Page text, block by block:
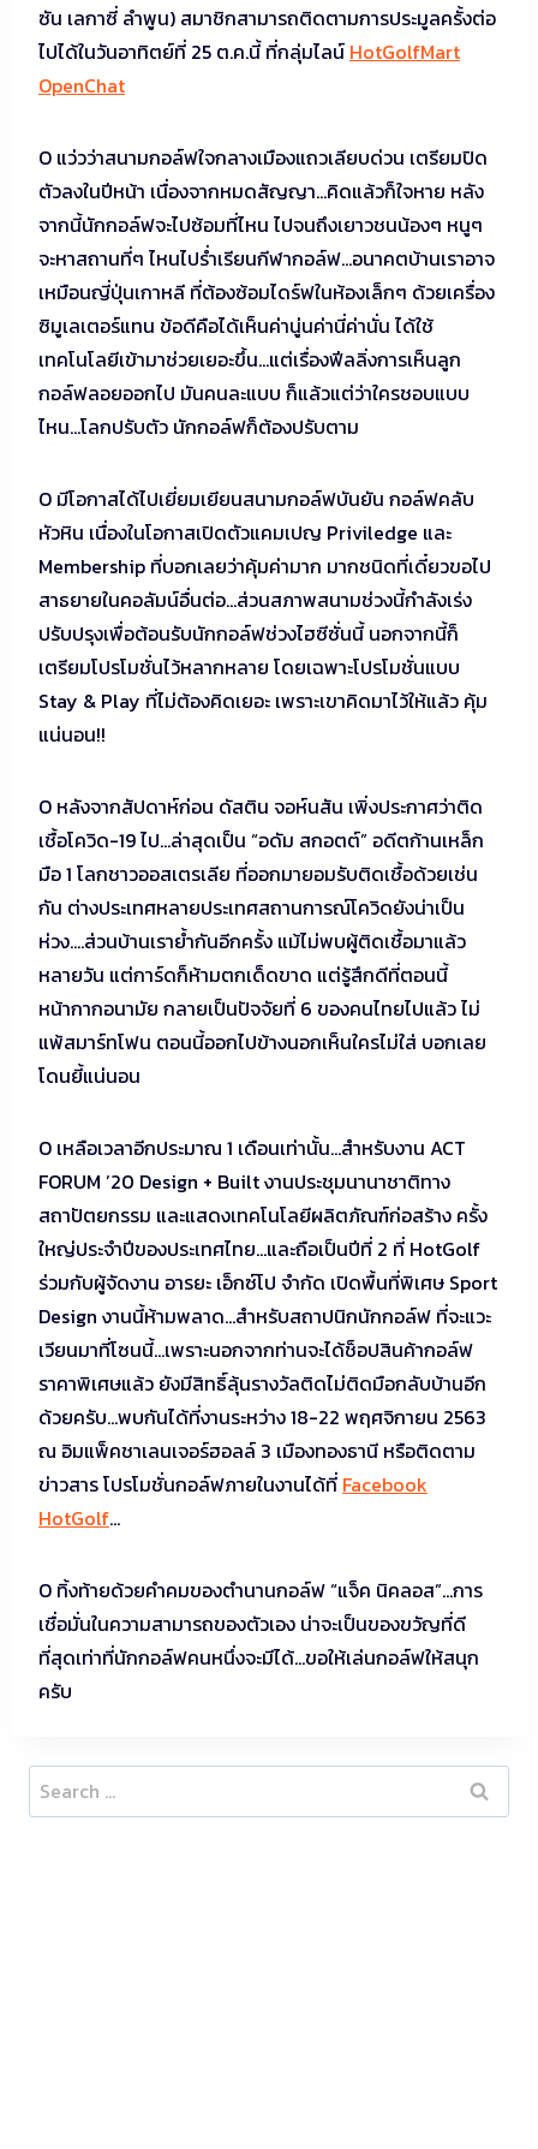
ซัน เลกาซี่ ลำพูน) สมาชิกสามารถติดตามการประมูลครั้งต่อ
ไปได้ในวันอาทิตย์ที่ 25 ต.ค.นี้ ที่กลุ่มไลน์ HotGolfMart
OpenChat
O แว่วว่าสนามกอล์ฟใจกลางเมืองแถวเลียบด่วน เตรียมปิด
ตัวลงในปีหน้า เนื่องจากหมดสัญญา…คิดแล้วก็ใจหาย หลัง
จากนี้นักกอล์ฟจะไปซ้อมที่ไหน ไปจนถึงเยาวชนน้องๆ หนูๆ
จะหาสถานที่ๆ ไหนไปร่ำเรียนกีฬากอล์ฟ…อนาคตบ้านเราอาจ
เหมือนญี่ปุ่นเกาหลี ที่ต้องซ้อมไดร์ฟในห้องเล็กๆ ด้วยเครื่อง
ซิมูเลเตอร์แทน ข้อดีคือได้เห็นค่านู่นค่านี่ค่านั่น ได้ใช้
เทคโนโลยีเข้ามาช่วยเยอะขึ้น…แต่เรื่องฟีลลิ่งการเห็นลูก
กอล์ฟลอยออกไป มันคนละแบบ ก็แล้วแต่ว่าใครชอบแบบ
ไหน…โลกปรับตัว นักกอล์ฟก็ต้องปรับตาม
O มีโอกาสได้ไปเยี่ยมเยียนสนามกอล์ฟบันยัน กอล์ฟคลับ
หัวหิน เนื่องในโอกาสเปิดตัวแคมเปญ Priviledge และ
Membership ที่บอกเลยว่าคุ้มค่ามาก มากชนิดที่เดี๋ยวขอไป
สาธยายในคอลัมน์อื่นต่อ…ส่วนสภาพสนามช่วงนี้กำลังเร่ง
ปรับปรุงเพื่อต้อนรับนักกอล์ฟช่วงไฮซีซั่นนี้ นอกจากนี้ก็
เตรียมโปรโมชั่นไว้หลากหลาย โดยเฉพาะโปรโมชั่นแบบ
Stay & Play ที่ไม่ต้องคิดเยอะ เพราะเขาคิดมาไว้ให้แล้ว คุ้ม
แน่นอน!!
O หลังจากสัปดาห์ก่อน ดัสติน จอห์นสัน เพิ่งประกาศว่าติด
เชื้อโควิด-19 ไป…ล่าสุดเป็น “อดัม สกอตต์” อดีตก้านเหล็ก
มือ 1 โลกชาวออสเตรเลีย ที่ออกมายอมรับติดเชื้อด้วยเช่น
กัน ต่างประเทศหลายประเทศสถานการณ์โควิดยังน่าเป็น
ห่วง….ส่วนบ้านเราย้ำกันอีกครั้ง แม้ไม่พบผู้ติดเชื้อมาแล้ว
หลายวัน แต่การ์ดก็ห้ามตกเด็ดขาด แต่รู้สึกดีที่ตอนนี้
หน้ากากอนามัย กลายเป็นปัจจัยที่ 6 ของคนไทยไปแล้ว ไม่
แพ้สมาร์ทโฟน ตอนนี้ออกไปข้างนอกเห็นใครไม่ใส่ บอกเลย
โดนยี้แน่นอน
O เหลือเวลาอีกประมาณ 1 เดือนเท่านั้น…สำหรับงาน ACT
FORUM ’20 Design + Built งานประชุมนานาชาติทาง
สถาปัตยกรรม และแสดงเทคโนโลยีผลิตภัณฑ์ก่อสร้าง ครั้ง
ใหญ่ประจำปีของประเทศไทย…และถือเป็นปีที่ 2 ที่ HotGolf
ร่วมกับผู้จัดงาน อารยะ เอ็กซ์โป จำกัด เปิดพื้นที่พิเศษ Sport
Design งานนี้ห้ามพลาด…สำหรับสถาปนิกนักกอล์ฟ ที่จะแวะ
เวียนมาที่โซนนี้…เพราะนอกจากท่านจะได้ช็อปสินค้ากอล์ฟ
ราคาพิเศษแล้ว ยังมีสิทธิ์ลุ้นรางวัลติดไม่ติดมือกลับบ้านอีก
ด้วยครับ…พบกันได้ที่งานระหว่าง 18-22 พฤศจิกายน 2563
ณ อิมแพ็คชาเลนเจอร์ฮอลล์ 3 เมืองทองธานี หรือติดตาม
ข่าวสาร โปรโมชั่นกอล์ฟภายในงานได้ที่ Facebook
HotGolf…
O ทิ้งท้ายด้วยคำคมของตำนานกอล์ฟ “แจ็ค นิคลอส”…การ
เชื่อมั่นในความสามารถของตัวเอง น่าจะเป็นของขวัญที่ดี
ที่สุดเท่าที่นักกอล์ฟคนหนึ่งจะมีได้…ขอให้เล่นกอล์ฟให้สนุก
ครับ
Search
for: